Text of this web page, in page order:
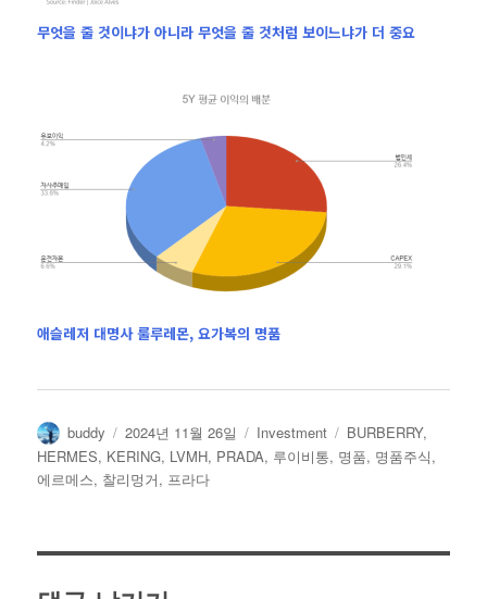
무엇을 줄 것이냐가 아니라 무엇을 줄 것처럼 보이느냐가 더 중요
애슬레저 대명사 룰루레몬, 요가복의 명품
글
쓴
이
buddy
작
성
일
2024년 11월 26일
카
테
Investment
태
그
BURBERRY,
HERMES, KERING, LVMH, PRADA, 루이비통, 명품, 명품주식,
에르메스, 찰리멍거, 프라다